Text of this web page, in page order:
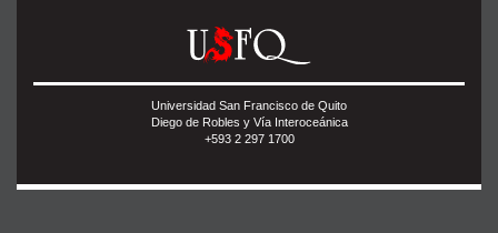
Universidad San Francisco de Quito
Diego de Robles y Vía Interoceánica
+593 2 297 1700